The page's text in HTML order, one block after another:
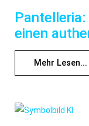
einen
Mehr Lesen...